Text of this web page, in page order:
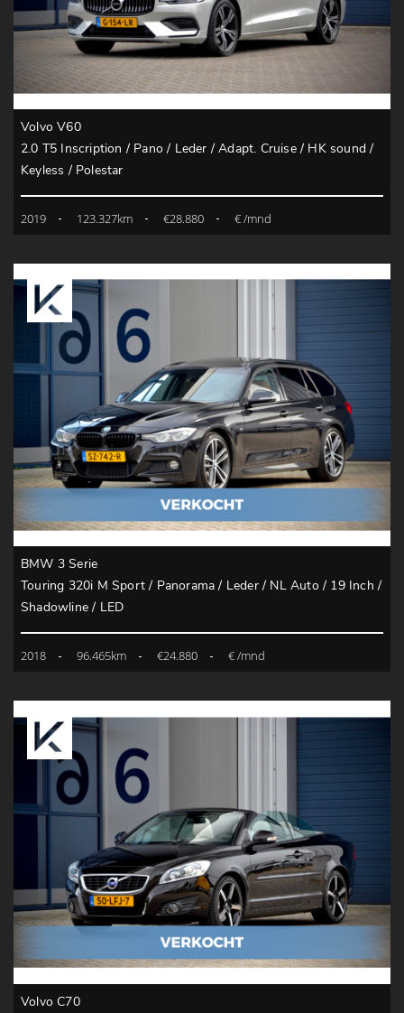
Volvo V60
2.0 T5 Inscription / Pano / Leder / Adapt. Cruise / HK sound /
Keyless / Polestar
2019 123.327km €28.880 € /mnd
BMW 3 Serie
Touring 320i M Sport / Panorama / Leder / NL Auto / 19 Inch /
Shadowline / LED
2018 96.465km €24.880 € /mnd
Volvo C70